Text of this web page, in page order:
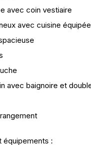
avec coin vestiaire
avec cuisine
avec baignoire et
équipements :